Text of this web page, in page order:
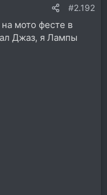
#2.192
мото фесте в
Джаз, я Лампы